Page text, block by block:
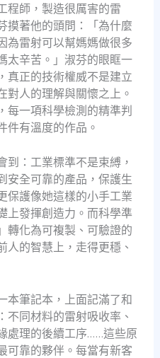
程師，製造很厲害的雷
摸著他的頭問：「為什麼
為雷射可以幫媽媽做很多
太辛苦。」淑芬的眼眶一
真正的技術權威不是建立
對人的理解與關懷之上。
每一項科學檢測的精準判
件有溫度的作品。
到：工業標準不是束縛，
安全可靠的產品，保護生
保護像她這樣的小手工業
上發揮創造力。而科學準
轉化為可複製、可驗證的
人的智慧上，走得更穩、
本筆記本，上面記滿了和
不同材料的雷射吸收率、
處理的後續工序……這些原
可靠的夥伴。每當有新客